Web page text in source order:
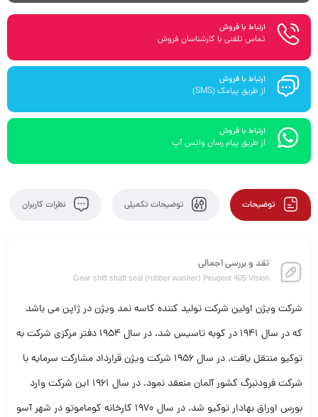
ارتباط با فروش
تماس تلفنی با کارشناسان فروش
ارتباط با فروش
از طریق پیامک (SMS)
ارتباط با فروش
از طریق پیام رسان واتس آپ
توضیحات توضیحات تکمیلی نظرات کاربران
نقد و بررسی اجمالی
Gear shift shaft seal (rubber washer) Peugeot 405 Vision
شرکت ویژن اولین شرکت تولید کننده کاسه نمد ویژن در ژاپن می باشد
که در سال ۱۹۴۱ در کوبه تاسیس شد. در سال ۱۹۵۴ دفتر مرکزی شرکت به
توکیو منتقل یافت. در سال ۱۹۵۶ شرکت ویژن قرارداد مشارکت سرمایه با
شرکت فرودنبرگ کشور آلمان منعقد نمود. در سال ۱۹۶۱ این شرکت وارد
بورس اوراق بهادار توکیو شد. در سال ۱۹۷۰ کارخانه کوماموتو در شهر آسو